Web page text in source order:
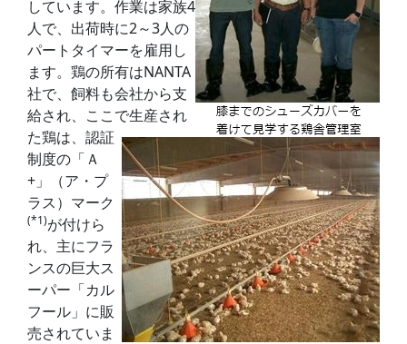
しています。作業は家族4
人で、出荷時に2～3人の
パートタイマーを雇用し
ます。鶏の所有はNANTA
社で、飼料も会社から支
給され、ここで生産され
た鶏は、認証
制度の「Ａ
+」（ア・プ
ラス）マーク
(*1)が付けら
れ、主にフラ
ンスの巨大ス
ーパー「カル
フール」に販
売されていま